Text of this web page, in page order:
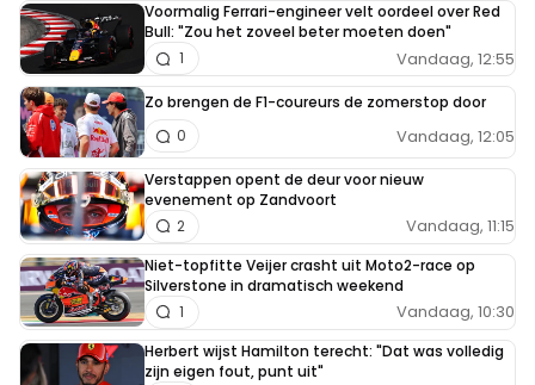
Voormalig Ferrari-engineer velt oordeel over Red
Bull: "Zou het zoveel beter moeten doen"
Vandaag, 12:55
1
Zo brengen de F1-coureurs de zomerstop door
Vandaag, 12:05
0
Verstappen opent de deur voor nieuw
evenement op Zandvoort
Vandaag, 11:15
2
Niet-topfitte Veijer crasht uit Moto2-race op
Silverstone in dramatisch weekend
Vandaag, 10:30
1
Herbert wijst Hamilton terecht: "Dat was volledig
zijn eigen fout, punt uit"